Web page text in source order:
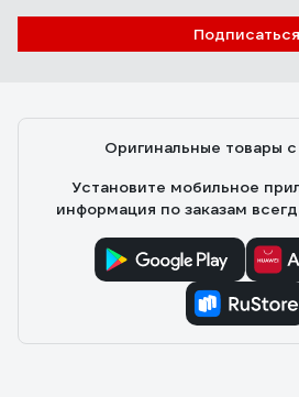
Подписаться
Оригинальные товары с
Установите мобильное
информация по заказам